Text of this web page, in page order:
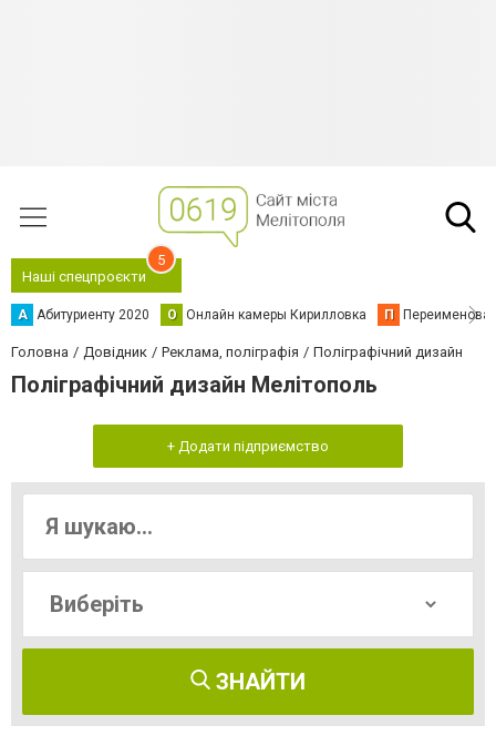
Наші спецпроєкти
5
А Абитуриенту 2020 О Онлайн камеры Кирилловка П
Головна Довідник Реклама, поліграфія Поліграфічний дизайн
Поліграфічний дизайн Мелітополь
+ Додати підприємство
ЗНАЙТИ